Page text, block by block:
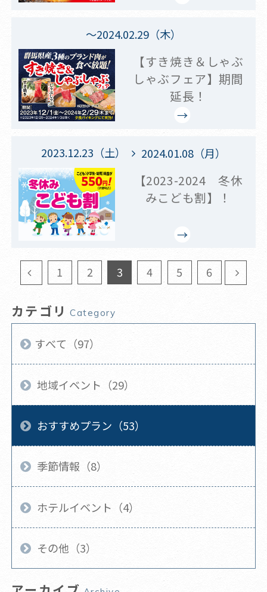
～2024.02.29（木）
【すき焼き＆しゃぶ
しゃぶフェア】期間
延長！
2023.12.23（土） 2024.01.08（月）
【2023-2024 冬休
みこども割】！
1 2 3 4 5 6
カテゴリ Category
すべて（97）
地域イベント（29）
おすすめプラン（53）
季節情報（8）
ホテルイベント（4）
その他（3）